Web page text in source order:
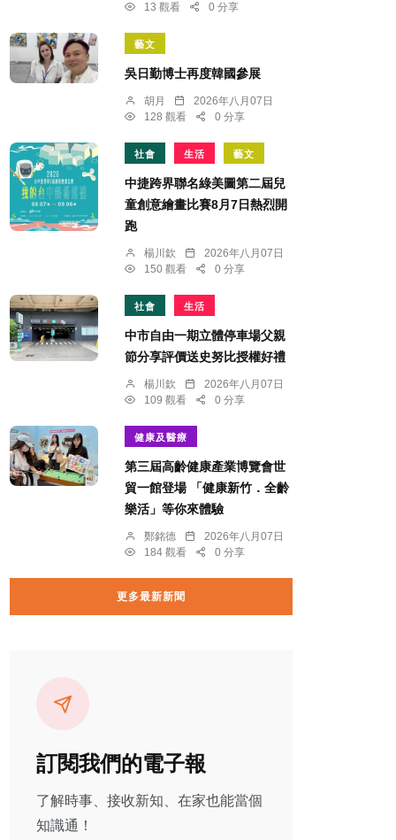
13 觀看
0 分享
藝文
吳日勤博士再度韓國參展
胡月
2026年八月07日
128 觀看
0 分享
社會 生活 藝文
中捷跨界聯名綠美圖第二屆兒
童創意繪畫比賽8月7日熱烈開
跑
楊川欽
2026年八月07日
150 觀看
0 分享
社會 生活
中市自由一期立體停車場父親
節分享評價送史努比授權好禮
楊川欽
2026年八月07日
109 觀看
0 分享
健康及醫療
第三屆高齡健康產業博覽會世
貿一館登場 「健康新竹．全齡
樂活」等你來體驗
鄭銘德
2026年八月07日
184 觀看
0 分享
更多最新新聞
訂閱我們的電子報
了解時事、接收新知、在家也能當個
知識通！